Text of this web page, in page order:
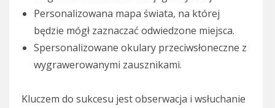
Personalizowana mapa świata, na której
będzie mógł zaznaczać odwiedzone miejsca.
Spersonalizowane okulary przeciwsłoneczne z
wygrawerowanymi zausznikami.
Kluczem do sukcesu jest obserwacja i wsłuchanie